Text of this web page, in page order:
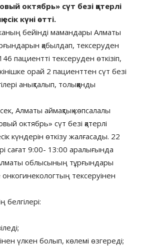
октябрь» сүт безі қатерлі
күні өтті.
бейінді мамандары Алматы
қабылдап, тексеруден
пациентті тексеруден өткізіп,
орай 2 пациенттен сүт безі
анықталып, толыққанды
Алматы аймақтық көпсалалы
октябрь» сүт безі қатерлі
күндерін өткізу жалғасады. 22
сағат 9:00- 13:00 аралығында
облысының тұрғындары
тексеруінен
белгілері:
үлкен болып, көлемі өзгереді;